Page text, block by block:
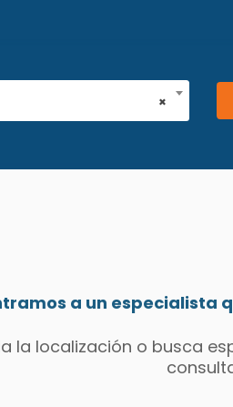
×
a un especialista
la localización o busca